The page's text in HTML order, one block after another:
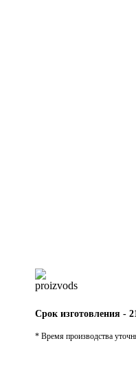
Срок изготовления -
* Время производства